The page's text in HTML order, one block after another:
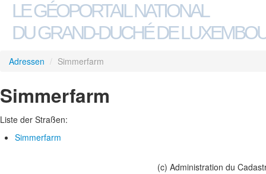
LE GÉOPORTAIL NATIONAL
DU GRAND-DUCHÉ DE
Adressen / Simmerfarm
Simmerfarm
Liste der Straßen:
Simmerfarm
(c) Administration du